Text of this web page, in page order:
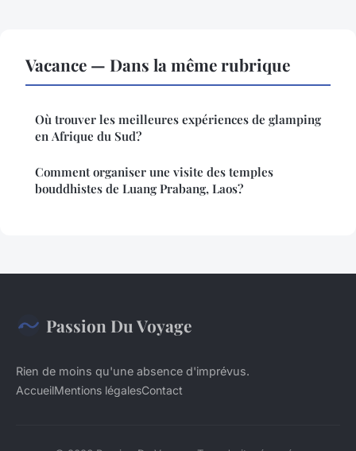
Vacance — Dans la même rubrique
Où trouver les meilleures expériences de glamping
en Afrique du Sud?
Comment organiser une visite des temples
bouddhistes de Luang Prabang, Laos?
Passion Du Voyage
Rien de moins qu'une absence d'imprévus.
AccueilMentions légalesContact